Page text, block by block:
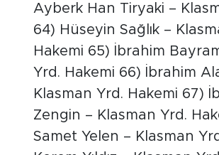
Ayberk Han Tiryaki –
64) Hüseyin Sağlık –
Hakemi 65) İbrahim
Yrd. Hakemi 66) İbrahim
Klasman Yrd. Hakemi 67)
Zengin – Klasman Yrd.
Samet Yelen – Klasman